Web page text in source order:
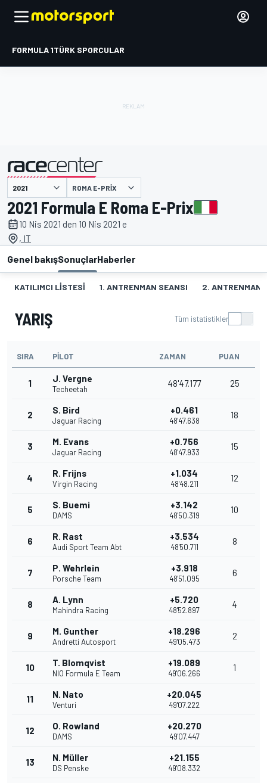
FORMULA 1TÜRK SPORCULAR
ROMA E-PRIX
2021 Formula E Roma E-Prix
10 Nis 2021 den 10 Nis 2021 e
, IT
Genel bakışSonuçlarHaberler
KATILIMCI LISTESI 1. ANTRENMAN SEANSI 2. ANTRENMAN
YARIŞ Tüm istatistikler
SIRA PILOT ZAMAN PUAN
1 J. Vergne
Techeetah
48'47.177 25
2 S. Bird
Jaguar Racing
+0.461
48'47.638
18
3 M. Evans
Jaguar Racing
+0.756
48'47.933
15
4 R. Frijns
Virgin Racing
+1.034
48'48.211
12
5 S. Buemi
DAMS
+3.142
48'50.319
10
6 R. Rast
Audi Sport Team Abt
+3.534
48'50.711
8
7 P. Wehrlein
Porsche Team
+3.918
48'51.095
6
8 A. Lynn
Mahindra Racing
+5.720
48'52.897
4
9 M. Gunther
Andretti Autosport
+18.296
49'05.473
2
10 T. Blomqvist
NIO Formula E Team
+19.089
49'06.266
1
11 N. Nato
Venturi
+20.045
49'07.222
12 O. Rowland
DAMS
+20.270
49'07.447
13 N. Müller
DS Penske
+21.155
49'08.332